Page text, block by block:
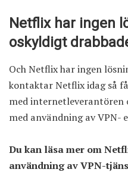
Netflix har ingen
oskyldigt
Och Netflix har ingen
kontaktar Netflix idag så
med internetleverantören
med användning av VPN-
Du kan läsa mer om
användning av VPN-